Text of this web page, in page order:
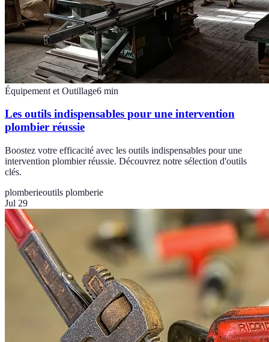
Équipement et Outillage6 min
Les outils indispensables pour une intervention
plombier réussie
Boostez votre efficacité avec les outils indispensables pour une
intervention plombier réussie. Découvrez notre sélection d'outils
clés.
plomberieoutils plomberie
Jul 29